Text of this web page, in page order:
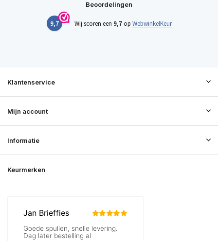
Beoordelingen
9,7 Wij scoren een 9,7op WebwinkelKeur
Klantenservice
Mijn account
Informatie
Keurmerken